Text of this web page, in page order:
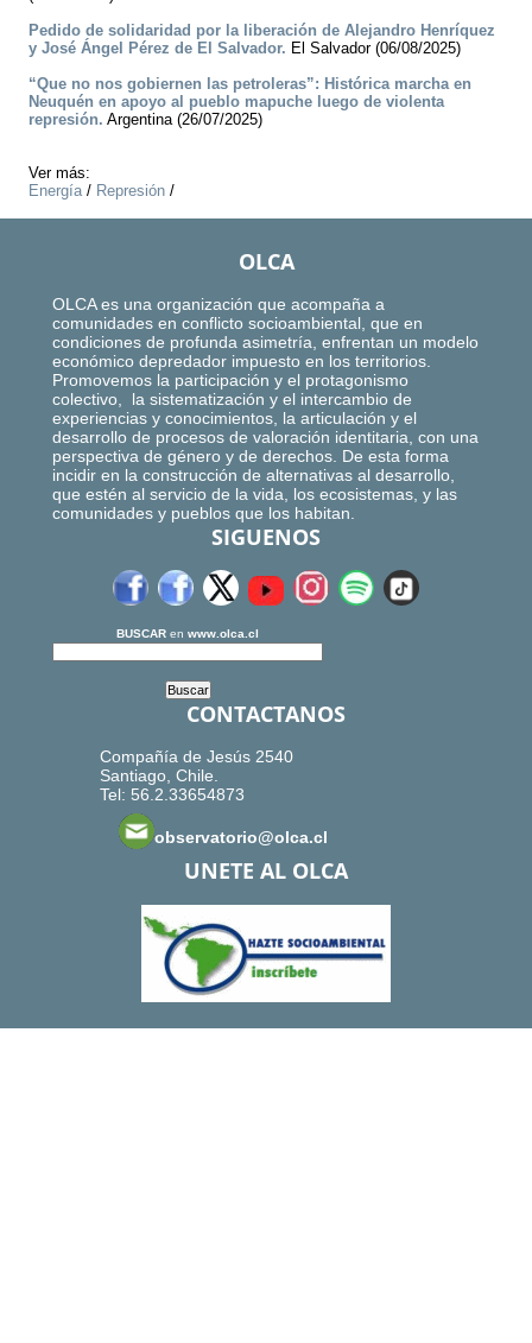
Pedido de solidaridad por la liberación de Alejandro Henríquez
y José Ángel Pérez de El Salvador. El Salvador (06/08/2025)
“Que no nos gobiernen las petroleras”: Histórica marcha en
Neuquén en apoyo al pueblo mapuche luego de violenta
represión. Argentina (26/07/2025)
Ver más:
Energía/ Represión /
OLCA
OLCA es una organización que acompaña a
comunidades en conflicto socioambiental, que en
condiciones de profunda asimetría, enfrentan un modelo
económico depredador impuesto en los territorios.
Promovemos la participación y el protagonismo
colectivo, la sistematización y el intercambio de
experiencias y conocimientos, la articulación y el
desarrollo de procesos de valoración identitaria, con una
perspectiva de género y de derechos. De esta forma
incidir en la construcción de alternativas al desarrollo,
que estén al servicio de la vida, los ecosistemas, y las
comunidades y pueblos que los habitan.
SIGUENOS
BUSCAR en www.olca.cl
CONTACTANOS
Compañía de Jesús 2540
Santiago, Chile.
Tel: 56.2.33654873
observatorio@olca.cl
UNETE AL OLCA